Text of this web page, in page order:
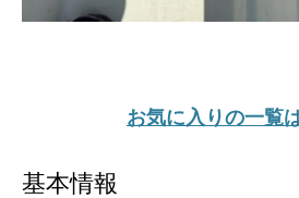
お気に入りの一覧
基本情報